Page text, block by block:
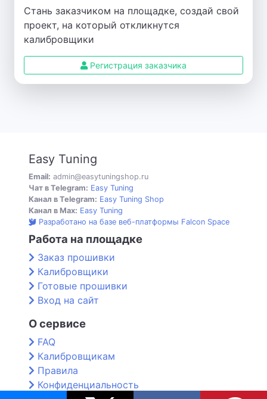
Стань заказчиком на площадке, создай свой
проект, на который откликнутся
калибровщики
Регистрация заказчика
Easy Tuning
Email: admin@easytuningshop.ru
Чат в Telegram: Easy Tuning
Канал в Telegram: Easy Tuning Shop
Канал в Max: Easy Tuning
Разработано на базе веб-платформы Falcon Space
Работа на площадке
Заказ прошивки
Калибровщики
Готовые прошивки
Вход на сайт
О сервисе
FAQ
Калибровщикам
Правила
Конфиденциальность